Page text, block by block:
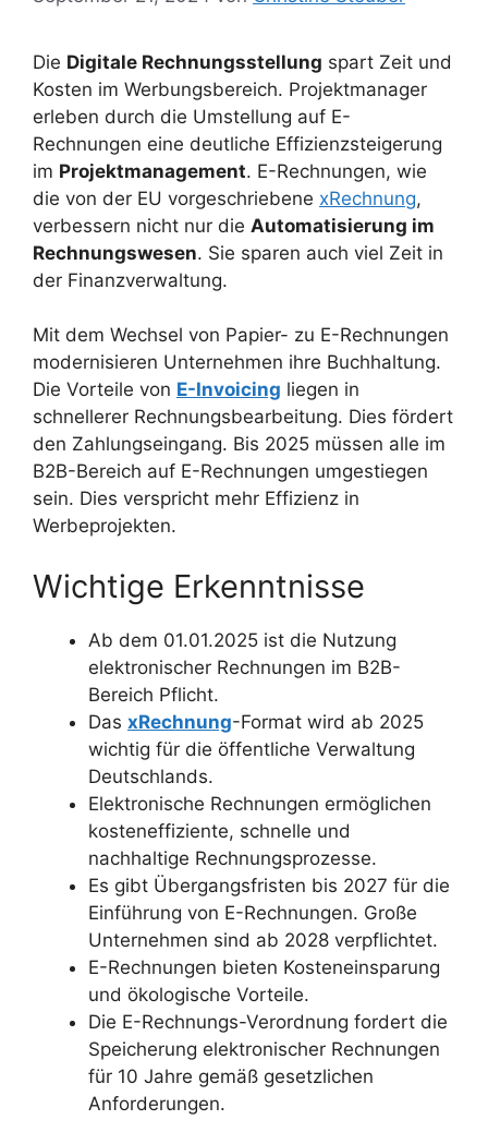
Die Digitale Rechnungsstellung spart Zeit und
Kosten im Werbungsbereich. Projektmanager
erleben durch die Umstellung auf E-
Rechnungen eine deutliche Effizienzsteigerung
im Projektmanagement. E-Rechnungen, wie
die von der EU vorgeschriebene xRechnung,
verbessern nicht nur die Automatisierung im
Rechnungswesen. Sie sparen auch viel Zeit in
der Finanzverwaltung.
Mit dem Wechsel von Papier- zu E-Rechnungen
modernisieren Unternehmen ihre Buchhaltung.
Die Vorteile von E-Invoicing liegen in
schnellerer Rechnungsbearbeitung. Dies fördert
den Zahlungseingang. Bis 2025 müssen alle im
B2B-Bereich auf E-Rechnungen umgestiegen
sein. Dies verspricht mehr Effizienz in
Werbeprojekten.
Wichtige Erkenntnisse
Ab dem 01.01.2025 ist die Nutzung
elektronischer Rechnungen im B2B-
Bereich Pflicht.
Das xRechnung-Format wird ab 2025
wichtig für die öffentliche Verwaltung
Deutschlands.
Elektronische Rechnungen ermöglichen
kosteneffiziente, schnelle und
nachhaltige Rechnungsprozesse.
Es gibt Übergangsfristen bis 2027 für die
Einführung von E-Rechnungen. Große
Unternehmen sind ab 2028 verpflichtet.
E-Rechnungen bieten Kosteneinsparung
und ökologische Vorteile.
Die E-Rechnungs-Verordnung fordert die
Speicherung elektronischer Rechnungen
für 10 Jahre gemäß gesetzlichen
Anforderungen.